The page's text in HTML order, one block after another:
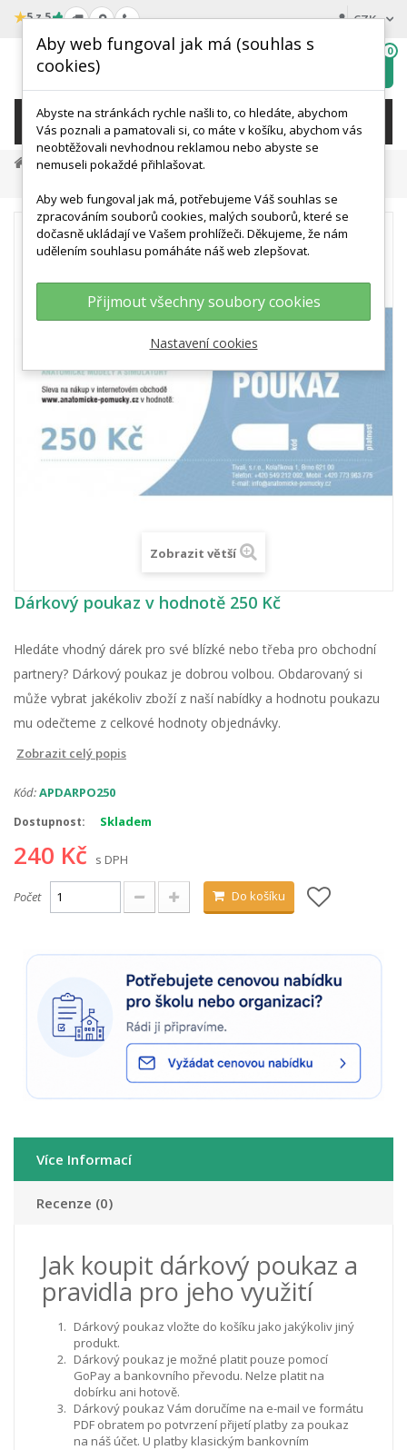
★5 z 5 CZK
wishlist
0
KATEGORIE
Dárkové Předměty
Dárkové Poukazy
Zobrazit větší
Dárkový poukaz v hodnotě 250 Kč
Hledáte vhodný dárek pro své blízké nebo třeba pro obchodní
partnery? Dárkový poukaz je dobrou volbou. Obdarovaný si
může vybrat jakékoliv zboží z naší nabídky a hodnotu poukazu
mu odečteme z celkové hodnoty objednávky.
Zobrazit celý popis
Kód:APDARPO250
Dostupnost: Skladem
240 Kč s DPH
Počet Do košíku
Více Informací
Recenze (0)
Jak koupit dárkový poukaz a
pravidla pro jeho využití
Dárkový poukaz vložte do košíku jako jakýkoliv jiný
produkt.
Dárkový poukaz je možné platit pouze pomocí
GoPay a bankovního převodu. Nelze platit na
dobírku ani hotově.
Dárkový poukaz Vám doručíme na e-mail ve formátu
PDF obratem po potvrzení přijetí platby za poukaz
na náš účet. U platby klasickým bankovním
Aby web fungoval jak má (souhlas s
cookies)
Abyste na stránkách rychle našli to, co hledáte, abychom
Vás poznali a pamatovali si, co máte v košíku, abychom vás
neobtěžovali nevhodnou reklamou nebo abyste se
nemuseli pokaždé přihlašovat.
Aby web fungoval jak má, potřebujeme Váš souhlas se
zpracováním souborů cookies, malých souborů, které se
dočasně ukládají ve Vašem prohlížeči. Děkujeme, že nám
udělením souhlasu pomáháte náš web zlepšovat.
Přijmout všechny soubory cookies
Nastavení cookies